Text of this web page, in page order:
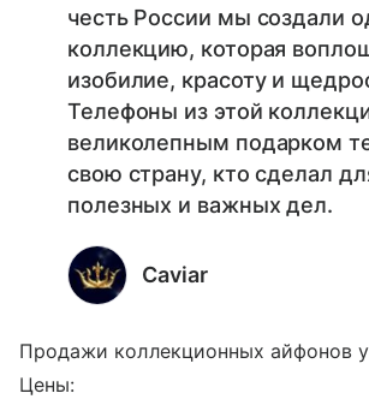
честь России мы создали
коллекцию, которая
изобилие, красоту и
Телефоны из этой
великолепным подарком
свою страну, кто сделал
полезных и важных дел.
Caviar
Продажи коллекционных айфонов
Цены: